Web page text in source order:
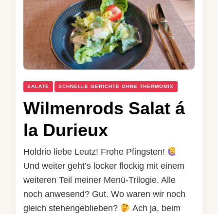
SALATE SCHNELLE GERICHTE OHNE THERMOMIX
Wilmenrods Salat á
la Durieux
Holdrio liebe Leutz! Frohe Pfingsten!
Und weiter geht’s locker flockig mit einem
weiteren Teil meiner Menü-Trilogie. Alle
noch anwesend? Gut. Wo waren wir noch
gleich stehengeblieben?
Ach ja, beim